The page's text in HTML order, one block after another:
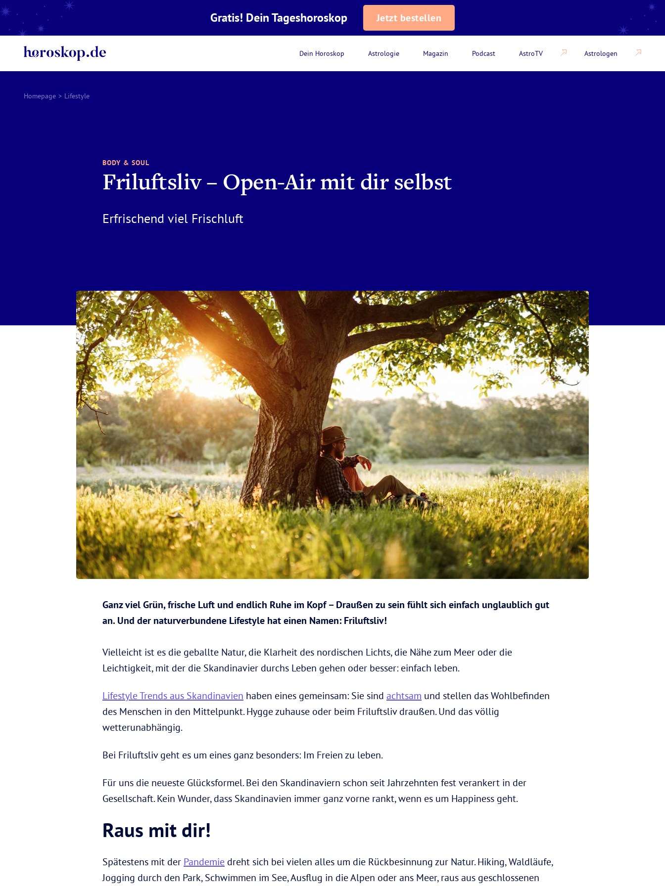
Dein Horoskop Astrologie Magazin Podcast AstroTV Astrologen
Gratis! Dein Tageshoroskop Jetzt bestellen
Homepage > Lifestyle
BODY & SOUL
Friluftsliv – Open-Air mit dir selbst
Erfrischend viel Frischluft
Ganz viel Grün, frische Luft und endlich Ruhe im Kopf – Draußen zu sein fühlt sich einfach unglaublich gut
an. Und der naturverbundene Lifestyle hat einen Namen: Friluftsliv!
Vielleicht ist es die geballte Natur, die Klarheit des nordischen Lichts, die Nähe zum Meer oder die
Leichtigkeit, mit der die Skandinavier durchs Leben gehen oder besser: einfach leben.
Lifestyle Trends aus Skandinavien haben eines gemeinsam: Sie sind achtsam und stellen das Wohlbefinden
des Menschen in den Mittelpunkt. Hygge zuhause oder beim Friluftsliv draußen. Und das völlig
wetterunabhängig.
Bei Friluftsliv geht es um eines ganz besonders: Im Freien zu leben.
Für uns die neueste Glücksformel. Bei den Skandinaviern schon seit Jahrzehnten fest verankert in der
Gesellschaft. Kein Wunder, dass Skandinavien immer ganz vorne rankt, wenn es um Happiness geht.
Raus mit dir!
Spätestens mit der Pandemie dreht sich bei vielen alles um die Rückbesinnung zur Natur. Hiking, Waldläufe,
Jogging durch den Park, Schwimmen im See, Ausflug in die Alpen oder ans Meer, raus aus geschlossenen